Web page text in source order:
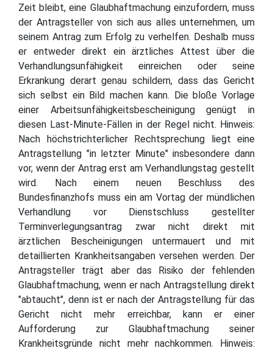
Zeit bleibt, eine Glaubhaftmachung einzufordern, muss
der Antragsteller von sich aus alles unternehmen, um
seinem Antrag zum Erfolg zu verhelfen. Deshalb muss
er entweder direkt ein ärztliches Attest über die
Verhandlungsunfähigkeit einreichen oder seine
Erkrankung derart genau schildern, dass das Gericht
sich selbst ein Bild machen kann. Die bloße Vorlage
einer Arbeitsunfähigkeitsbescheinigung genügt in
diesen Last-Minute-Fällen in der Regel nicht. Hinweis:
Nach höchstrichterlicher Rechtsprechung liegt eine
Antragstellung "in letzter Minute" insbesondere dann
vor, wenn der Antrag erst am Verhandlungstag gestellt
wird. Nach einem neuen Beschluss des
Bundesfinanzhofs muss ein am Vortag der mündlichen
Verhandlung vor Dienstschluss gestellter
Terminverlegungsantrag zwar nicht direkt mit
ärztlichen Bescheinigungen untermauert und mit
detaillierten Krankheitsangaben versehen werden. Der
Antragsteller trägt aber das Risiko der fehlenden
Glaubhaftmachung, wenn er nach Antragstellung direkt
"abtaucht", denn ist er nach der Antragstellung für das
Gericht nicht mehr erreichbar, kann er einer
Aufforderung zur Glaubhaftmachung seiner
Krankheitsgründe nicht mehr nachkommen. Hinweis: